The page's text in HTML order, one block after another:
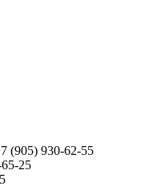
(905) 930-62-55
25